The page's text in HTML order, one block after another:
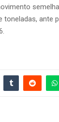
ante